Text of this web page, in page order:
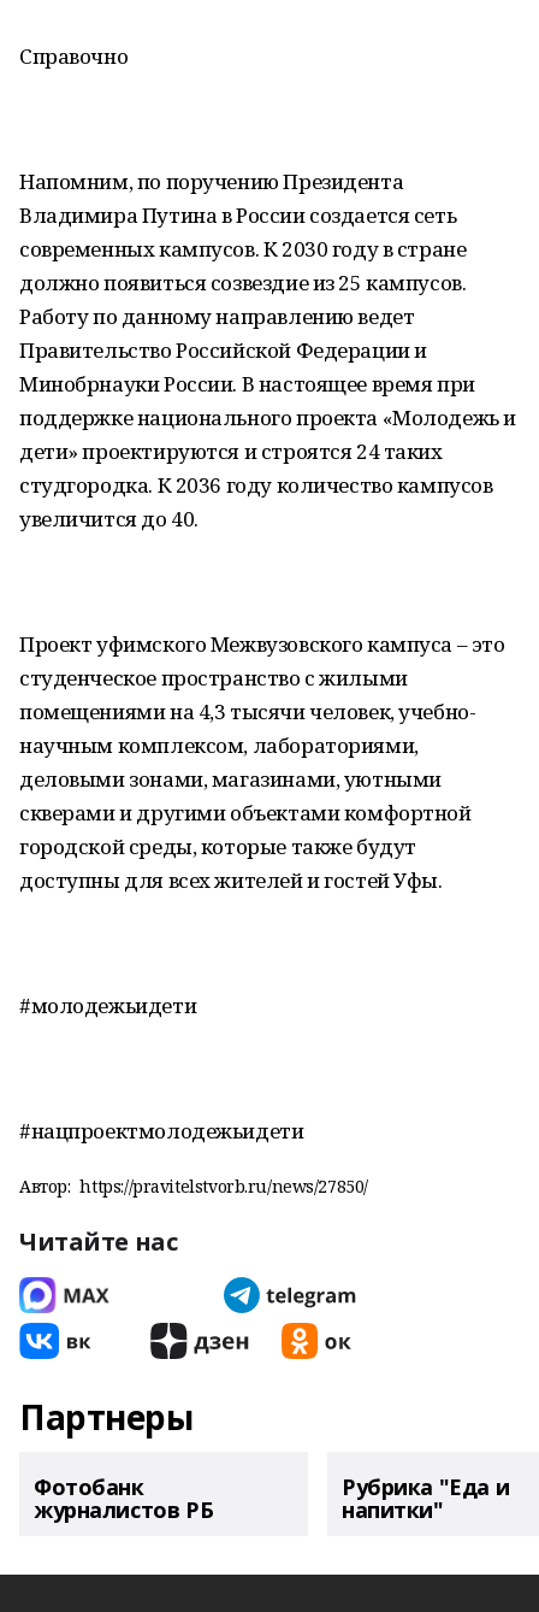
Справочно
Напомним, по поручению Президента
Владимира Путина в России создается сеть
современных кампусов. К 2030 году в стране
должно появиться созвездие из 25 кампусов.
Работу по данному направлению ведет
Правительство Российской Федерации и
Минобрнауки России. В настоящее время при
поддержке национального проекта «Молодежь и
дети» проектируются и строятся 24 таких
студгородка. К 2036 году количество кампусов
увеличится до 40.
Проект уфимского Межвузовского кампуса – это
студенческое пространство с жилыми
помещениями на 4,3 тысячи человек, учебно-
научным комплексом, лабораториями,
деловыми зонами, магазинами, уютными
скверами и другими объектами комфортной
городской среды, которые также будут
доступны для всех жителей и гостей Уфы.
#молодежьидети
#нацпроектмолодежьидети
Автор: https://pravitelstvorb.ru/news/27850/
Читайте нас
Партнеры
Фотобанк
журналистов РБ
Рубрика "Еда и
напитки"